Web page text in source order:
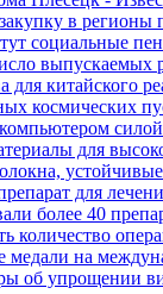
в
социальные
выпускаемых
для китайского
космических
компьютером
для
для
более 40
количество
медали на
об упрощении